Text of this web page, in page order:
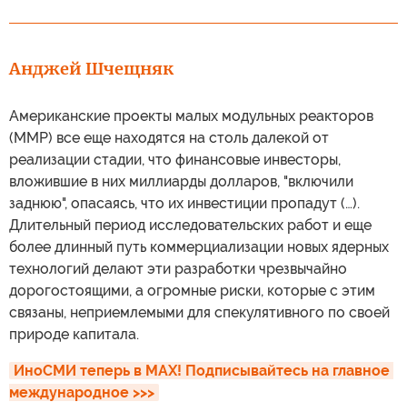
Анджей Шчещняк
Американские проекты малых модульных реакторов
(ММР) все еще находятся на столь далекой от
реализации стадии, что финансовые инвесторы,
вложившие в них миллиарды долларов, "включили
заднюю", опасаясь, что их инвестиции пропадут (…).
Длительный период исследовательских работ и еще
более длинный путь коммерциализации новых ядерных
технологий делают эти разработки чрезвычайно
дорогостоящими, а огромные риски, которые с этим
связаны, неприемлемыми для спекулятивного по своей
природе капитала.
ИноСМИ теперь в MAX! Подписывайтесь на главное
международное >>>